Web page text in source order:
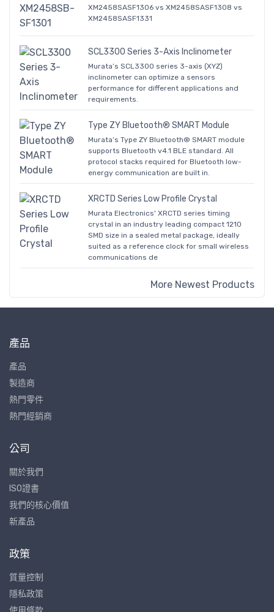
XM2458SASF1306 vs XM2458SASF1308 vs
XM2458SASF1331
SCL3300 Series 3-Axis Inclinometer
Murata’s SCL3300 series 3-axis (XYZ)
inclinometer can optimize a sensors
performance for different applications and
requirements.
Type ZY Bluetooth® SMART Module
Murata’s Type ZY Bluetooth® SMART module
supports Bluetooth v4.1 BLE standard. All
protocol stacks required for Bluetooth low-
energy communication are built in.
XRCTD Series Low Profile Crystal
Murata Electronics' XRCTD series timing
crystal in an industry leading compact 1210
SMD size in a sealed metal package, ideally
suited as a reference clock for small wireless
communications de
More Newest Products
產品
產品
製造商
熱門零件
熱門經銷商
公司
關於我們
ISO證書
我們的核心價值
新產品
政策
質量控制
隱私政策